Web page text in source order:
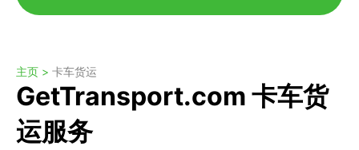
主页 > 卡车货运
GetTransport.com 卡车货
运服务